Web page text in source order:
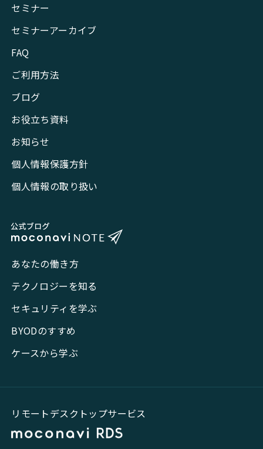
セミナー
セミナーアーカイブ
FAQ
ご利用方法
ブログ
お役立ち資料
お知らせ
個人情報保護方針
個人情報の取り扱い
あなたの働き方
テクノロジーを知る
セキュリティを学ぶ
BYODのすすめ
ケースから学ぶ
リモートデスクトップサービス